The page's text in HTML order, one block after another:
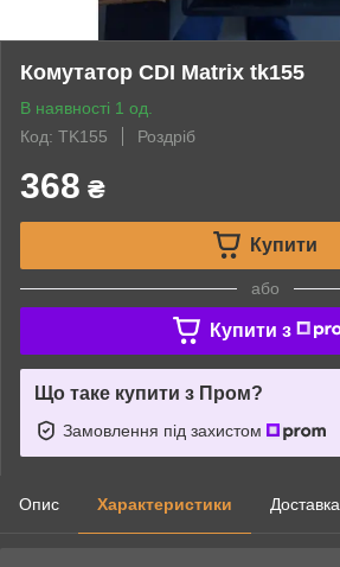
Комутатор CDI Matrix tk155
В наявності 1 од.
Код: TK155
Роздріб
368 ₴
Купити
або
Купити з
Що таке купити з Пром?
Замовлення під захистом
Опис Характеристики Доставка